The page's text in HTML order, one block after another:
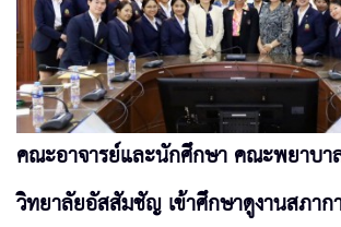
คณะอาจารย์และนักศึกษา คณะพยาบา
วิทยาลัยอัสสัมชัญ เข้าศึกษาดูงานสภา